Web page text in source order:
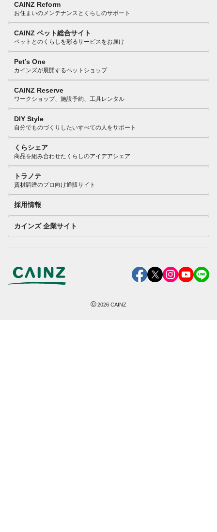
CAINZ Reform
お住まいのメンテナンスとくらしのサポート
CAINZ ペット総合サイト
ペットとのくらしを彩るサービスをお届け
Pet’s One
カインズが展開するペットショップ
CAINZ Reserve
ワークショップ、施設予約、工具レンタル
DIY Style
自分でものづくりしたいすべての人をサポート
くらシェア
商品を組み合わせたくらしのアイデアシェア
トラノテ
資材調達のプロ向け通販サイト
採用情報
カインズ 企業サイト
©2026 CAINZ